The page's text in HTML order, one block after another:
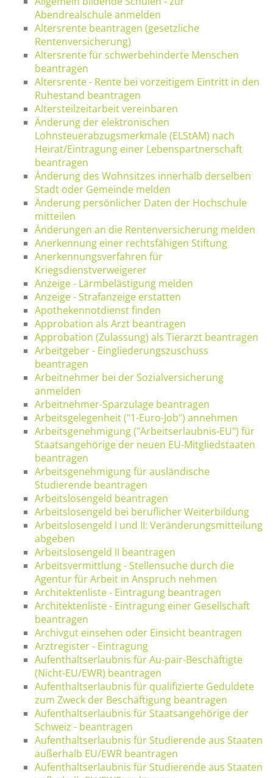
Abendrealschule anmelden
Altersrente beantragen (gesetzliche
Rentenversicherung)
Altersrente für schwerbehinderte Menschen
beantragen
Altersrente - Rente bei vorzeitigem Eintritt in den
Ruhestand beantragen
Altersteilzeitarbeit vereinbaren
Änderung der elektronischen
Lohnsteuerabzugsmerkmale (ELStAM) nach
Heirat/Eintragung einer Lebenspartnerschaft
beantragen
Änderung des Wohnsitzes innerhalb derselben
Stadt oder Gemeinde melden
Änderung persönlicher Daten der Hochschule
mitteilen
Änderungen an die Rentenversicherung melden
Anerkennung einer rechtsfähigen Stiftung
Anerkennungsverfahren für
Kriegsdienstverweigerer
Anzeige - Lärmbelästigung melden
Anzeige - Strafanzeige erstatten
Apothekennotdienst finden
Approbation als Arzt beantragen
Approbation (Zulassung) als Tierarzt beantragen
Arbeitgeber - Eingliederungszuschuss
beantragen
Arbeitnehmer bei der Sozialversicherung
anmelden
Arbeitnehmer-Sparzulage beantragen
Arbeitsgelegenheit ("1-Euro-Job") annehmen
Arbeitsgenehmigung ("Arbeitserlaubnis-EU") für
Staatsangehörige der neuen EU-Mitgliedstaaten
beantragen
Arbeitsgenehmigung für ausländische
Studierende beantragen
Arbeitslosengeld beantragen
Arbeitslosengeld bei beruflicher Weiterbildung
Arbeitslosengeld I und II: Veränderungsmitteilung
abgeben
Arbeitslosengeld II beantragen
Arbeitsvermittlung - Stellensuche durch die
Agentur für Arbeit in Anspruch nehmen
Architektenliste - Eintragung beantragen
Architektenliste - Eintragung einer Gesellschaft
beantragen
Archivgut einsehen oder Einsicht beantragen
Arztregister - Eintragung
Aufenthaltserlaubnis für Au-pair-Beschäftigte
(Nicht-EU/EWR) beantragen
Aufenthaltserlaubnis für qualifizierte Geduldete
zum Zweck der Beschäftigung beantragen
Aufenthaltserlaubnis für Staatsangehörige der
Schweiz - beantragen
Aufenthaltserlaubnis für Studierende aus Staaten
außerhalb EU/EWR beantragen
Aufenthaltserlaubnis für Studierende aus Staaten